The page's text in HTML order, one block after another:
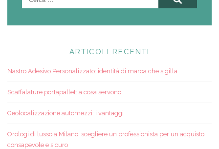
ARTICOLI RECENTI
Nastro Adesivo Personalizzato: identità di marca che sigilla
Scaffalature portapallet: a cosa servono
Geolocalizzazione automezzi: i vantaggi
Orologi di lusso a Milano: scegliere un professionista per un acquisto
consapevole e sicuro